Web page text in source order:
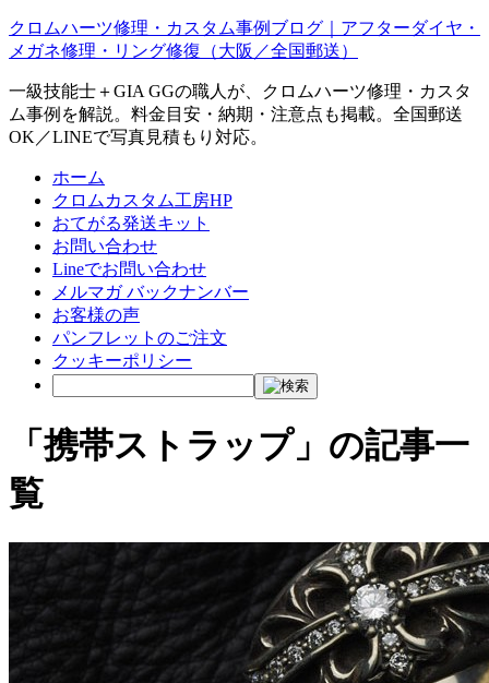
クロムハーツ修理・カスタム事例ブログ｜アフターダイヤ・
メガネ修理・リング修復（大阪／全国郵送）
一級技能士＋GIA GGの職人が、クロムハーツ修理・カスタ
ム事例を解説。料金目安・納期・注意点も掲載。全国郵送
OK／LINEで写真見積もり対応。
ホーム
クロムカスタム工房HP
おてがる発送キット
お問い合わせ
Lineでお問い合わせ
メルマガ バックナンバー
お客様の声
パンフレットのご注文
クッキーポリシー
「携帯ストラップ」の記事一
覧